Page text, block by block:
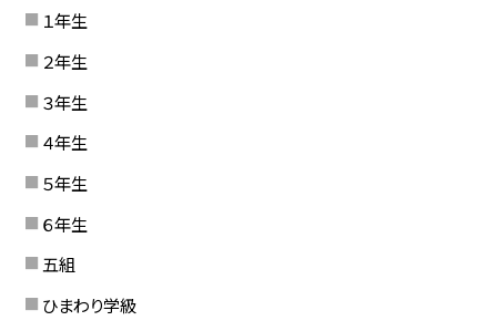
１年生
２年生
３年生
４年生
５年生
６年生
五組
ひまわり学級